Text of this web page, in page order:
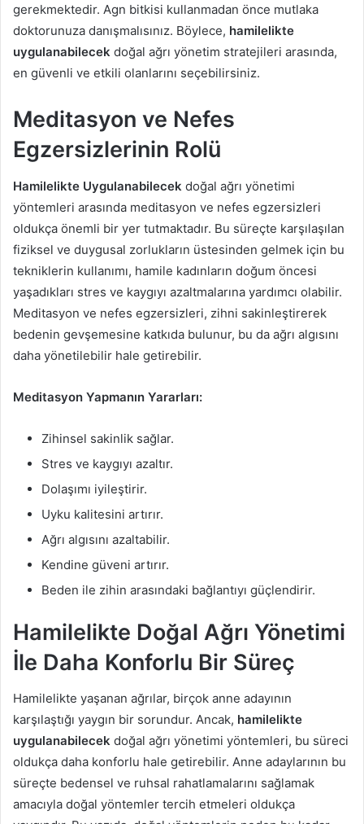
gerekmektedir. Agn bitkisi kullanmadan önce mutlaka
doktorunuza danışmalısınız. Böylece, hamilelikte
uygulanabilecek doğal ağrı yönetim stratejileri arasında,
en güvenli ve etkili olanlarını seçebilirsiniz.
Meditasyon ve Nefes
Egzersizlerinin Rolü
Hamilelikte Uygulanabilecek doğal ağrı yönetimi
yöntemleri arasında meditasyon ve nefes egzersizleri
oldukça önemli bir yer tutmaktadır. Bu süreçte karşılaşılan
fiziksel ve duygusal zorlukların üstesinden gelmek için bu
tekniklerin kullanımı, hamile kadınların doğum öncesi
yaşadıkları stres ve kaygıyı azaltmalarına yardımcı olabilir.
Meditasyon ve nefes egzersizleri, zihni sakinleştirerek
bedenin gevşemesine katkıda bulunur, bu da ağrı algısını
daha yönetilebilir hale getirebilir.
Meditasyon Yapmanın Yararları:
Zihinsel sakinlik sağlar.
Stres ve kaygıyı azaltır.
Dolaşımı iyileştirir.
Uyku kalitesini artırır.
Ağrı algısını azaltabilir.
Kendine güveni artırır.
Beden ile zihin arasındaki bağlantıyı güçlendirir.
Hamilelikte Doğal Ağrı Yönetimi
İle Daha Konforlu Bir Süreç
Hamilelikte yaşanan ağrılar, birçok anne adayının
karşılaştığı yaygın bir sorundur. Ancak, hamilelikte
uygulanabilecek doğal ağrı yönetimi yöntemleri, bu süreci
oldukça daha konforlu hale getirebilir. Anne adaylarının bu
süreçte bedensel ve ruhsal rahatlamalarını sağlamak
amacıyla doğal yöntemler tercih etmeleri oldukça